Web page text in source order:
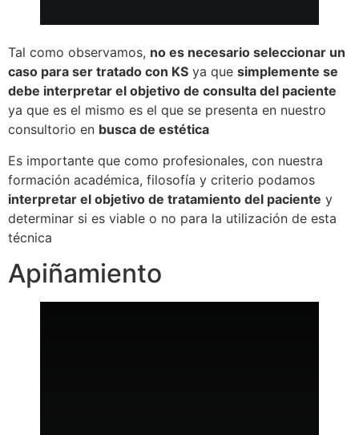
Tal como observamos, no es necesario seleccionar un
caso para ser tratado con KS ya que simplemente se
debe interpretar el objetivo de consulta del paciente
ya que es el mismo es el que se presenta en nuestro
consultorio en busca de estética
Es importante que como profesionales, con nuestra
formación académica, filosofía y criterio podamos
interpretar el objetivo de tratamiento del paciente y
determinar si es viable o no para la utilización de esta
técnica
Apiñamiento